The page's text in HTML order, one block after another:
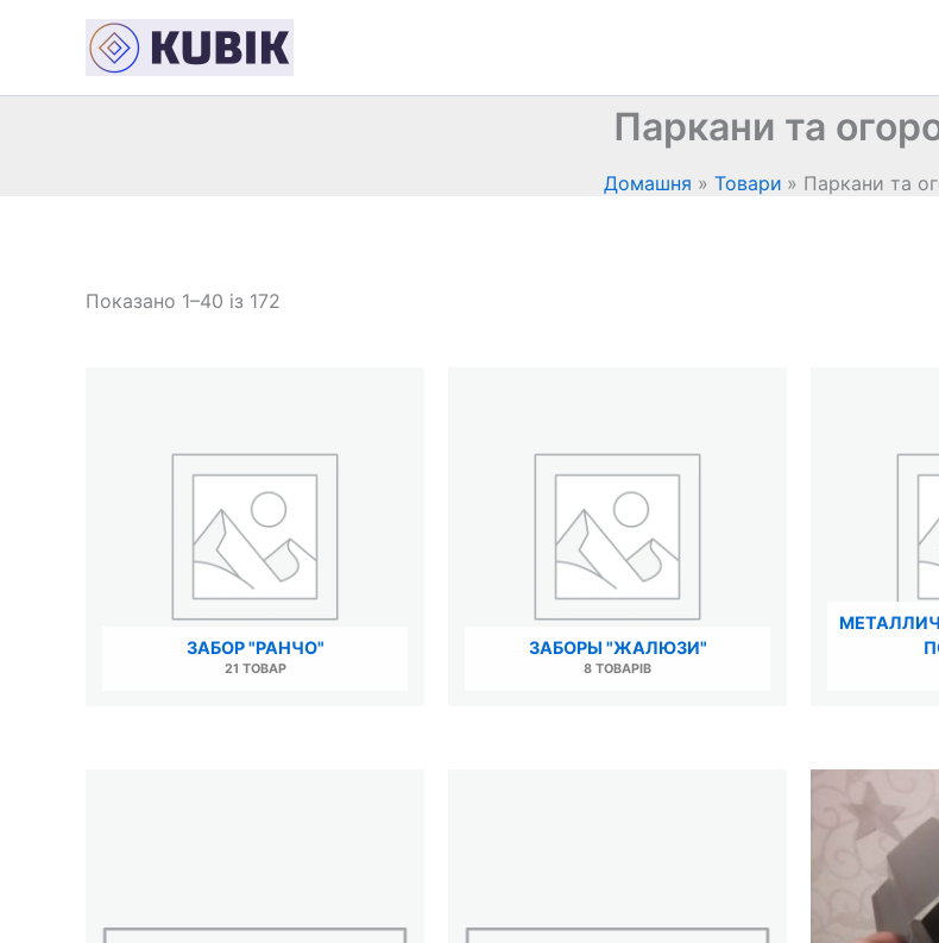
Паркани та
Домашня Товари Паркани та
Показано 1–40 із 172
ЗАБОР "РАНЧО"
21 ТОВАР
ЗАБОРЫ "ЖАЛЮЗИ"
8 ТОВАРІВ